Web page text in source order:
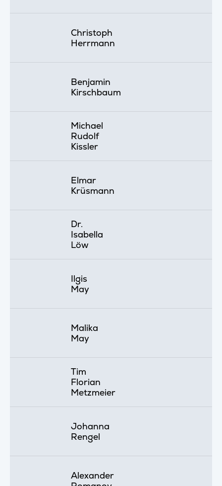
Christoph
Herrmann
Benjamin
Kirschbaum
Michael
Rudolf
Kissler
Elmar
Krüsmann
Dr.
Isabella
Löw
Ilgis
May
Malika
May
Tim
Florian
Metzmeier
Johanna
Rengel
Alexander